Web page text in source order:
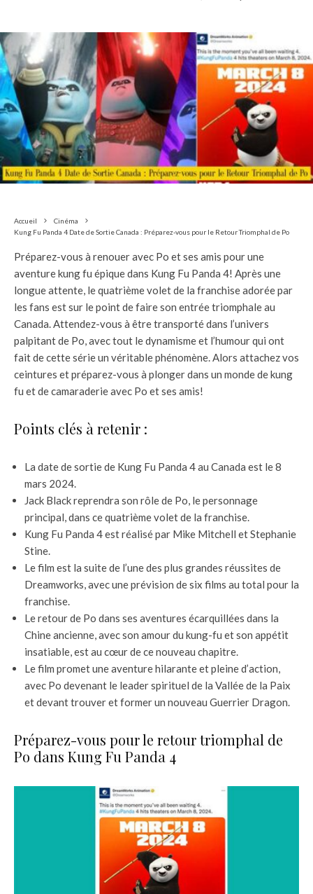
Accueil
Cinéma
Kung Fu Panda 4 Date de Sortie Canada : Préparez-vous pour le Retour Triomphal de Po
Préparez-vous à renouer avec Po et ses amis pour une
aventure kung fu épique dans Kung Fu Panda 4! Après une
longue attente, le quatrième volet de la franchise adorée par
les fans est sur le point de faire son entrée triomphale au
Canada. Attendez-vous à être transporté dans l’univers
palpitant de Po, avec tout le dynamisme et l’humour qui ont
fait de cette série un véritable phénomène. Alors attachez vos
ceintures et préparez-vous à plonger dans un monde de kung
fu et de camaraderie avec Po et ses amis!
Points clés à retenir :
La date de sortie de Kung Fu Panda 4 au Canada est le 8
mars 2024.
Jack Black reprendra son rôle de Po, le personnage
principal, dans ce quatrième volet de la franchise.
Kung Fu Panda 4 est réalisé par Mike Mitchell et Stephanie
Stine.
Le film est la suite de l’une des plus grandes réussites de
Dreamworks, avec une prévision de six films au total pour la
franchise.
Le retour de Po dans ses aventures écarquillées dans la
Chine ancienne, avec son amour du kung-fu et son appétit
insatiable, est au cœur de ce nouveau chapitre.
Le film promet une aventure hilarante et pleine d’action,
avec Po devenant le leader spirituel de la Vallée de la Paix
et devant trouver et former un nouveau Guerrier Dragon.
Préparez-vous pour le retour triomphal de
Po dans Kung Fu Panda 4